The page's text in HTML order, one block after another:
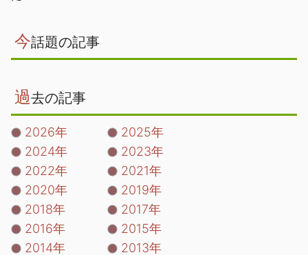
今話題の記事
過去の記事
2026年
2025年
2024年
2023年
2022年
2021年
2020年
2019年
2018年
2017年
2016年
2015年
2014年
2013年